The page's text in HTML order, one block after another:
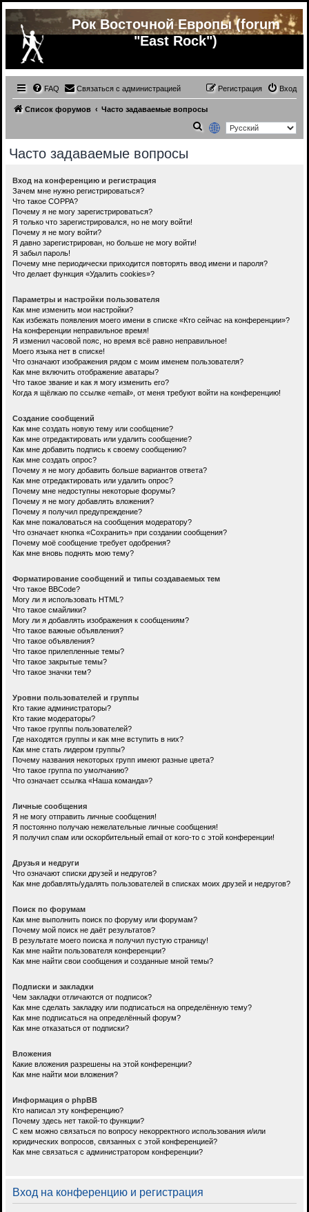
Рок Восточной Европы (forum
"East Rock")
FAQ Связаться с администрацией Вход
Регистрация
Список форумов
Часто задаваемые вопросы
Часто задаваемые вопросы
Вход на конференцию и регистрация
Зачем мне нужно регистрироваться?
Что такое COPPA?
Почему я не могу зарегистрироваться?
Я только что зарегистрировался, но не могу войти!
Почему я не могу войти?
Я давно зарегистрирован, но больше не могу войти!
Я забыл пароль!
Почему мне периодически приходится повторять ввод имени и пароля?
Что делает функция «Удалить cookies»?
Параметры и настройки пользователя
Как мне изменить мои настройки?
Как избежать появления моего имени в списке «Кто сейчас на конференции»?
На конференции неправильное время!
Я изменил часовой пояс, но время всё равно неправильное!
Моего языка нет в списке!
Что означают изображения рядом с моим именем пользователя?
Как мне включить отображение аватары?
Что такое звание и как я могу изменить его?
Когда я щёлкаю по ссылке «email», от меня требуют войти на конференцию!
Создание сообщений
Как мне создать новую тему или сообщение?
Как мне отредактировать или удалить сообщение?
Как мне добавить подпись к своему сообщению?
Как мне создать опрос?
Почему я не могу добавить больше вариантов ответа?
Как мне отредактировать или удалить опрос?
Почему мне недоступны некоторые форумы?
Почему я не могу добавлять вложения?
Почему я получил предупреждение?
Как мне пожаловаться на сообщения модератору?
Что означает кнопка «Сохранить» при создании сообщения?
Почему моё сообщение требует одобрения?
Как мне вновь поднять мою тему?
Форматирование сообщений и типы создаваемых тем
Что такое BBCode?
Могу ли я использовать HTML?
Что такое смайлики?
Могу ли я добавлять изображения к сообщениям?
Что такое важные объявления?
Что такое объявления?
Что такое прилепленные темы?
Что такое закрытые темы?
Что такое значки тем?
Уровни пользователей и группы
Кто такие администраторы?
Кто такие модераторы?
Что такое группы пользователей?
Где находятся группы и как мне вступить в них?
Как мне стать лидером группы?
Почему названия некоторых групп имеют разные цвета?
Что такое группа по умолчанию?
Что означает ссылка «Наша команда»?
Личные сообщения
Я не могу отправить личные сообщения!
Я постоянно получаю нежелательные личные сообщения!
Я получил спам или оскорбительный email от кого-то с этой конференции!
Друзья и недруги
Что означают списки друзей и недругов?
Как мне добавлять/удалять пользователей в списках моих друзей и недругов?
Поиск по форумам
Как мне выполнить поиск по форуму или форумам?
Почему мой поиск не даёт результатов?
В результате моего поиска я получил пустую страницу!
Как мне найти пользователя конференции?
Как мне найти свои сообщения и созданные мной темы?
Подписки и закладки
Чем закладки отличаются от подписок?
Как мне сделать закладку или подписаться на определённую тему?
Как мне подписаться на определённый форум?
Как мне отказаться от подписки?
Вложения
Какие вложения разрешены на этой конференции?
Как мне найти мои вложения?
Информация о phpBB
Кто написал эту конференцию?
Почему здесь нет такой-то функции?
С кем можно связаться по вопросу некорректного использования и/или
юридических вопросов, связанных с этой конференцией?
Как мне связаться с администратором конференции?
Вход на конференцию и регистрация